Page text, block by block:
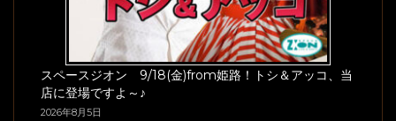
スペースジオン 9/18(金)from姫路！トシ＆アッコ、当
店に登場ですよ～♪
2026年8月5日